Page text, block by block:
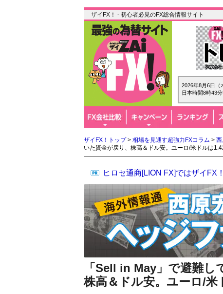
ザイFX！ - 初心者必見のFX総合情報サイト
2026年8月6日（
日本時間8時43
ザイFX！トップ> 相場を見通す超強力FXコラム > 西
いた資金が戻り、株高＆ドル安。ユーロ/米ドルは
ヒロセ通商[LION FX]ではザイFX
「Sell in May」で避難し
株高＆ドル安。ユーロ/米